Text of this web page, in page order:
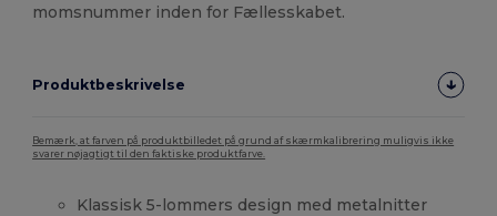
momsnummer inden for Fællesskabet.
Produktbeskrivelse
Bemærk, at farven på produktbilledet på grund af skærmkalibrering muligvis ikke
svarer nøjagtigt til den faktiske produktfarve.
Klassisk 5-lommers design med metalnitter